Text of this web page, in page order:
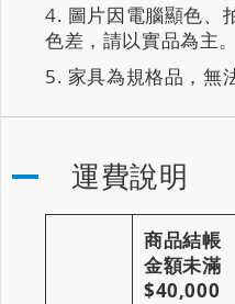
圖片因電腦顯色、
色差，請以實品為主。
家具為規格品，無
運費說明
商品結帳
金額未滿
$40,000